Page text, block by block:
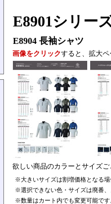
E8901シリー
E8904 長袖シャツ
画像をクリックすると、拡大ペ
欲しい商品のカラーとサイズ
※大きいサイズは割増価格となる場
※選択できない色・サイズは廃番、
※数量はカート内でも変更可能です